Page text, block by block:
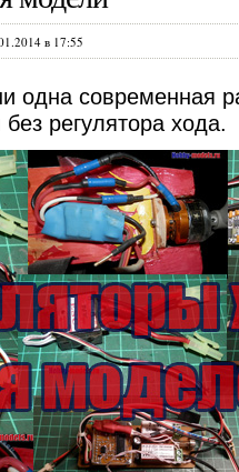
в 17:55
одна современная
регулятора хода.